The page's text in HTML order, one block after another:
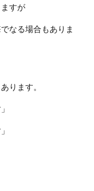
すが
なる場合もありま
ります。